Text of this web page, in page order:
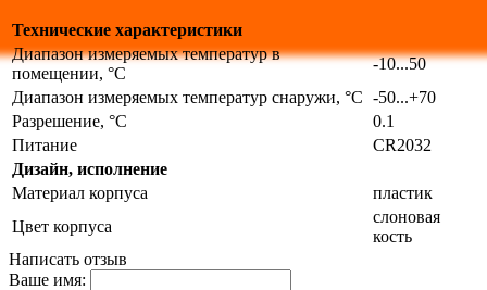
Технические характеристики
Диапазон измеряемых температур в
помещении, °С
-10...50
Диапазон измеряемых температур снаружи, °С -50...+70
Разрешение, °С
0.1
Питание
CR2032
Дизайн, исполнение
Материал корпуса
пластик
Цвет корпуса
слоновая
кость
Написать отзыв
Ваше имя: